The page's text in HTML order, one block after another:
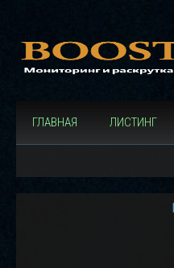
ГЛАВНАЯ ЛИСТИНГ